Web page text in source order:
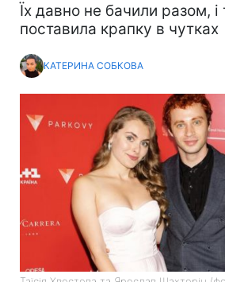
Їх давно не бачили разом,
поставила крапку в чутках
КАТЕРИНА СОБКОВА